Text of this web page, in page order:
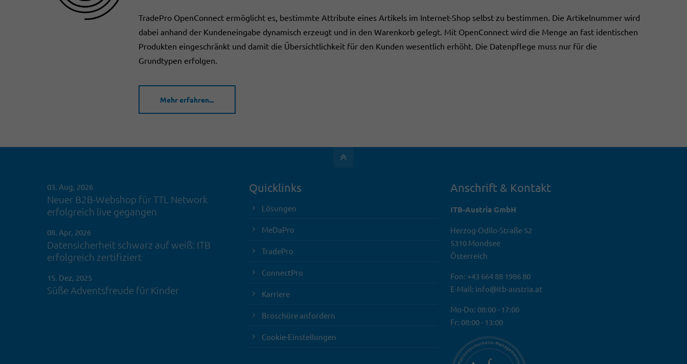
TradePro OpenConnect ermöglicht es, bestimmte Attribute eines Artikels im Internet-Shop selbst zu bestimmen. Die Artikelnummer wird
dabei anhand der Kundeneingabe dynamisch erzeugt und in den Warenkorb gelegt. Mit OpenConnect wird die Menge an fast identischen
Produkten eingeschränkt und damit die Übersichtlichkeit für den Kunden wesentlich erhöht. Die Datenpflege muss nur für die
Grundtypen erfolgen.
Mehr erfahren...
03. Aug, 2026
Neuer B2B-Webshop für TTL Network
erfolgreich live gegangen
08. Apr, 2026
Datensicherheit schwarz auf weiß: ITB
erfolgreich zertifiziert
15. Dez, 2025
Süße Adventsfreude für Kinder
Quicklinks
Lösungen
MeDaPro
TradePro
ConnectPro
Karriere
Broschüre anfordern
Cookie-Einstellungen
Anschrift & Kontakt
ITB-Austria GmbH
Herzog-Odilo-Straße 52
5310 Mondsee
Österreich
Fon: +43 664 88 1986 80
E-Mail: info@itb-austria.at
Mo-Do: 08:00 - 17:00
Fr: 08:00 - 13:00